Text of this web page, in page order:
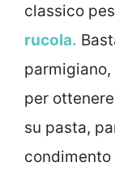
classico
rucola.
parmigiano,
per
su pasta,
condimento